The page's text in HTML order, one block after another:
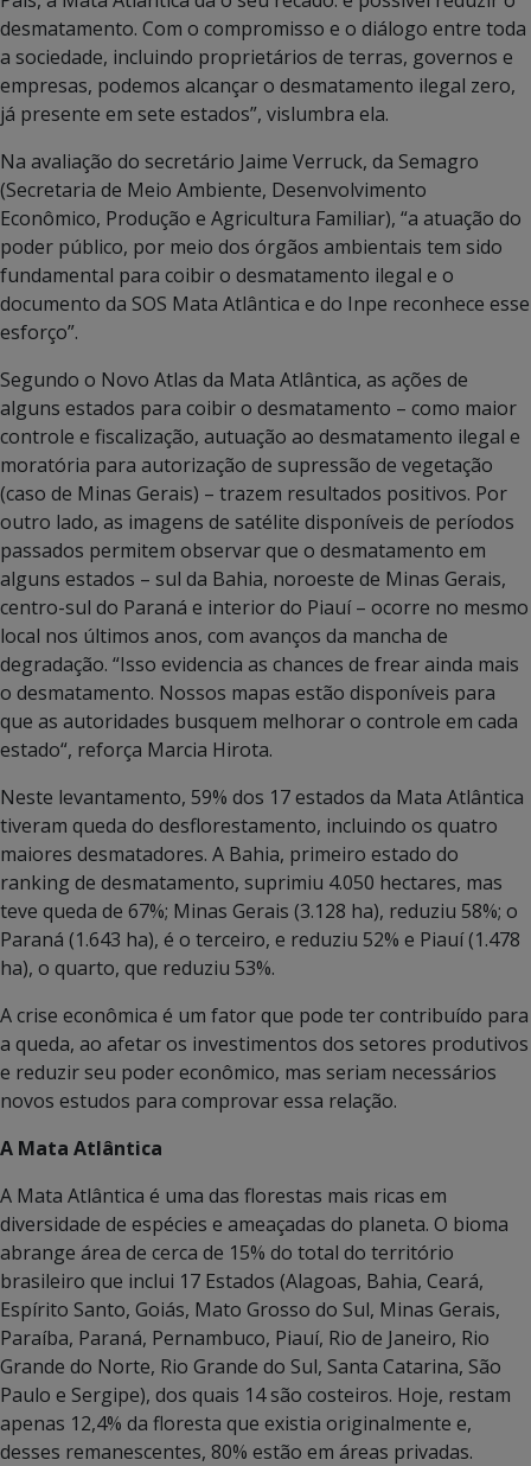
desmatamento. Com o compromisso e o diálogo entre toda
a sociedade, incluindo proprietários de terras, governos e
empresas, podemos alcançar o desmatamento ilegal zero,
já presente em sete estados”, vislumbra ela.
Na avaliação do secretário Jaime Verruck, da Semagro
(Secretaria de Meio Ambiente, Desenvolvimento
Econômico, Produção e Agricultura Familiar), “a atuação do
poder público, por meio dos órgãos ambientais tem sido
fundamental para coibir o desmatamento ilegal e o
documento da SOS Mata Atlântica e do Inpe reconhece esse
esforço”.
Segundo o Novo Atlas da Mata Atlântica, as ações de
alguns estados para coibir o desmatamento – como maior
controle e fiscalização, autuação ao desmatamento ilegal e
moratória para autorização de supressão de vegetação
(caso de Minas Gerais) – trazem resultados positivos. Por
outro lado, as imagens de satélite disponíveis de períodos
passados permitem observar que o desmatamento em
alguns estados – sul da Bahia, noroeste de Minas Gerais,
centro-sul do Paraná e interior do Piauí – ocorre no mesmo
local nos últimos anos, com avanços da mancha de
degradação. “Isso evidencia as chances de frear ainda mais
o desmatamento. Nossos mapas estão disponíveis para
que as autoridades busquem melhorar o controle em cada
estado“, reforça Marcia Hirota.
Neste levantamento, 59% dos 17 estados da Mata Atlântica
tiveram queda do desflorestamento, incluindo os quatro
maiores desmatadores. A Bahia, primeiro estado do
ranking de desmatamento, suprimiu 4.050 hectares, mas
teve queda de 67%; Minas Gerais (3.128 ha), reduziu 58%; o
Paraná (1.643 ha), é o terceiro, e reduziu 52% e Piauí (1.478
ha), o quarto, que reduziu 53%.
A crise econômica é um fator que pode ter contribuído para
a queda, ao afetar os investimentos dos setores produtivos
e reduzir seu poder econômico, mas seriam necessários
novos estudos para comprovar essa relação.
A Mata Atlântica
A Mata Atlântica é uma das florestas mais ricas em
diversidade de espécies e ameaçadas do planeta. O bioma
abrange área de cerca de 15% do total do território
brasileiro que inclui 17 Estados (Alagoas, Bahia, Ceará,
Espírito Santo, Goiás, Mato Grosso do Sul, Minas Gerais,
Paraíba, Paraná, Pernambuco, Piauí, Rio de Janeiro, Rio
Grande do Norte, Rio Grande do Sul, Santa Catarina, São
Paulo e Sergipe), dos quais 14 são costeiros. Hoje, restam
apenas 12,4% da floresta que existia originalmente e,
desses remanescentes, 80% estão em áreas privadas.